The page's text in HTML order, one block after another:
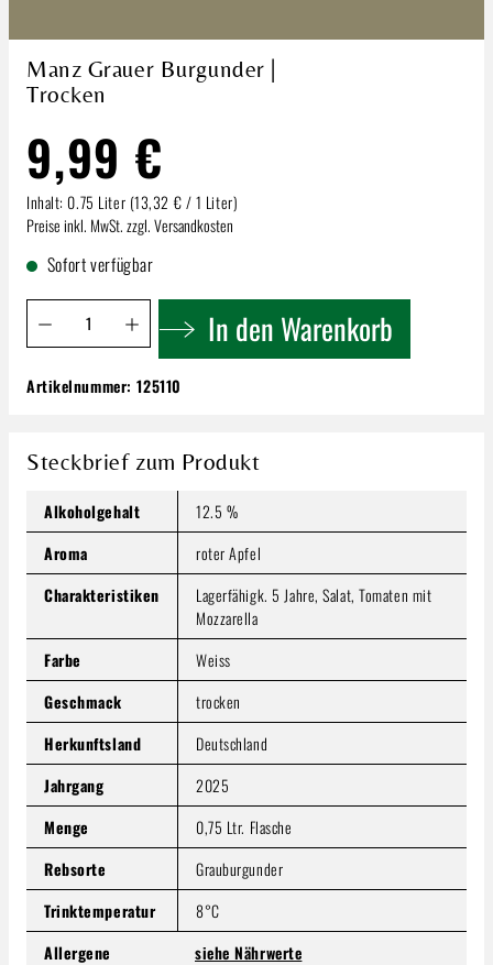
Manz Grauer Burgunder |
Trocken
9,99 €
Inhalt: 0.75 Liter (13,32 € / 1 Liter)
Preise inkl. MwSt. zzgl. Versandkosten
Sofort verfügbar
Produkt Anzahl: Gib den gewünschten Wert ein oder
In den Warenkorb
Manz Grauer Burgunder | Trocken
Inhalt:0.75 Liter(13,32 € / 1 Liter)
Produkt Anzahl: Gib den gewünschten Wert ein oder
In den Warenkorb
Artikelnummer:125110
Steckbrief zum Produkt
Alkoholgehalt
12.5 %
Aroma
roter Apfel
Charakteristiken
Lagerfähigk. 5 Jahre, Salat, Tomaten mit
Mozzarella
Farbe
Weiss
Geschmack
trocken
Herkunftsland
Deutschland
Jahrgang
2025
Menge
0,75 Ltr. Flasche
Rebsorte
Grauburgunder
Trinktemperatur
8°C
Allergene
siehe Nährwerte